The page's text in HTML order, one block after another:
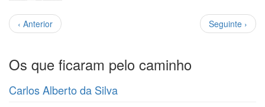
Paginação
Página
anterior
‹ Anterior
Próxima
página
Seguinte ›
Os que ficaram pelo caminho
Carlos Alberto da Silva